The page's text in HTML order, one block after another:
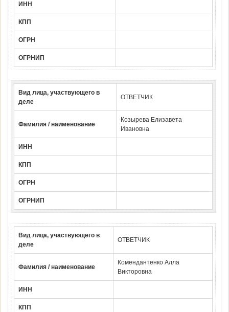
ИНН
КПП
ОГРН
ОГРНИП
Вид лица, участвующего в
деле
ОТВЕТЧИК
Фамилия / наименование
Козырева Елизавета
Ивановна
ИНН
КПП
ОГРН
ОГРНИП
Вид лица, участвующего в
деле
ОТВЕТЧИК
Фамилия / наименование
Комендантенко Алла
Викторовна
ИНН
КПП